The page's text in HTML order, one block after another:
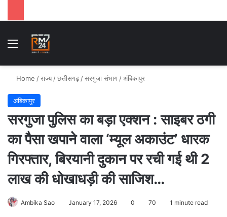
Menu
Home /राज्य /छत्तीसगढ़ /सरगुजा संभाग /अंबिकापुर
अंबिकापुर
सरगुजा पुलिस का बड़ा एक्शन : साइबर ठगी
का पैसा खपाने वाला ‘म्यूल अकाउंट’ धारक
गिरफ्तार, बिरयानी दुकान पर रची गई थी 2
लाख की धोखाधड़ी की साजिश…
Ambika Sao January 17, 2026 0 70 1 minute read